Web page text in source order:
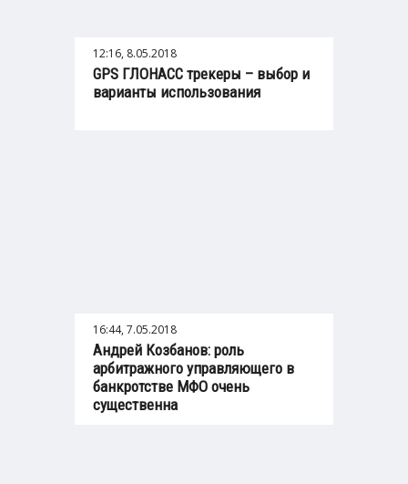
12:16, 8.05.2018
GPS ГЛОНАСС трекеры – выбор и
варианты использования
16:44, 7.05.2018
Андрей Козбанов: роль
арбитражного управляющего в
банкротстве МФО очень
существенна